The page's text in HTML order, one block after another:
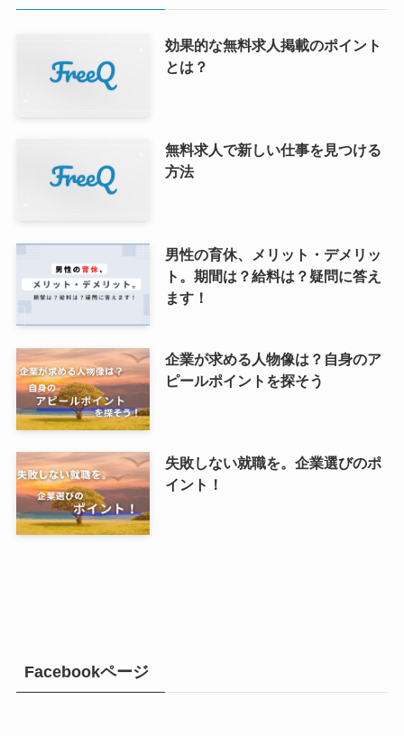
効果的な無料求人掲載のポイント
とは？
無料求人で新しい仕事を見つける
方法
男性の育休、メリット・デメリッ
ト。期間は？給料は？疑問に答え
ます！
企業が求める人物像は？自身のア
ピールポイントを探そう
失敗しない就職を。企業選びのポ
イント！
Facebookページ